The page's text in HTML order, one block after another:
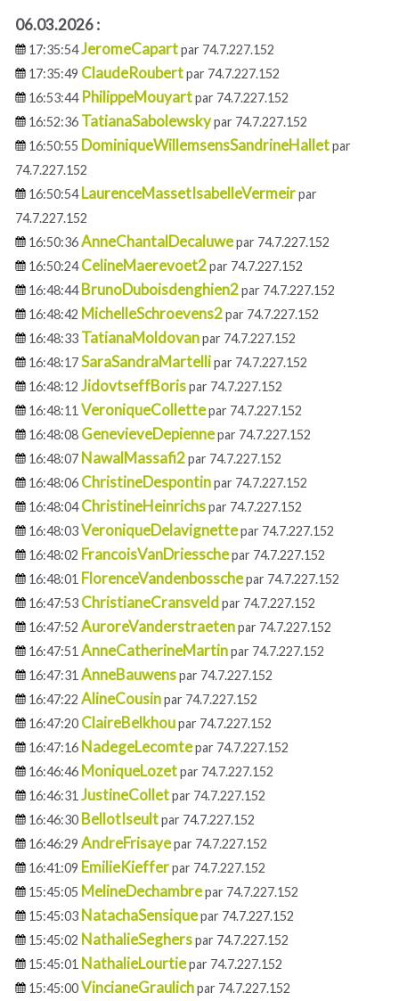
06.03.2026 :
17:35:54JeromeCapartpar 74.7.227.152
17:35:49 ClaudeRoubertpar 74.7.227.152
16:53:44 PhilippeMouyartpar 74.7.227.152
16:52:36 TatianaSabolewskypar 74.7.227.152
16:50:55 DominiqueWillemsensSandrineHalletpar
74.7.227.152
16:50:54 LaurenceMassetIsabelleVermeirpar
74.7.227.152
16:50:36AnneChantalDecaluwepar 74.7.227.152
16:50:24 CelineMaerevoet2par 74.7.227.152
16:48:44 BrunoDuboisdenghien2par 74.7.227.152
16:48:42 MichelleSchroevens2par 74.7.227.152
16:48:33 TatianaMoldovanpar 74.7.227.152
16:48:17SaraSandraMartellipar 74.7.227.152
16:48:12 JidovtseffBorispar 74.7.227.152
16:48:11 VeroniqueCollettepar 74.7.227.152
16:48:08 GenevieveDepiennepar 74.7.227.152
16:48:07 NawalMassafi2par 74.7.227.152
16:48:06 ChristineDespontinpar 74.7.227.152
16:48:04 ChristineHeinrichspar 74.7.227.152
16:48:03VeroniqueDelavignettepar 74.7.227.152
16:48:02 FrancoisVanDriesschepar 74.7.227.152
16:48:01 FlorenceVandenbosschepar 74.7.227.152
16:47:53 ChristianeCransveld par 74.7.227.152
16:47:52 AuroreVanderstraetenpar 74.7.227.152
16:47:51 AnneCatherineMartinpar 74.7.227.152
16:47:31 AnneBauwenspar 74.7.227.152
16:47:22 AlineCousinpar 74.7.227.152
16:47:20 ClaireBelkhoupar 74.7.227.152
16:47:16 NadegeLecomtepar 74.7.227.152
16:46:46 MoniqueLozetpar 74.7.227.152
16:46:31 JustineColletpar 74.7.227.152
16:46:30 BellotIseultpar 74.7.227.152
16:46:29 AndreFrisayepar 74.7.227.152
16:41:09 EmilieKiefferpar 74.7.227.152
15:45:05 MelineDechambrepar 74.7.227.152
15:45:03 NatachaSensiquepar 74.7.227.152
15:45:02 NathalieSegherspar 74.7.227.152
15:45:01 NathalieLourtiepar 74.7.227.152
15:45:00VincianeGraulichpar 74.7.227.152